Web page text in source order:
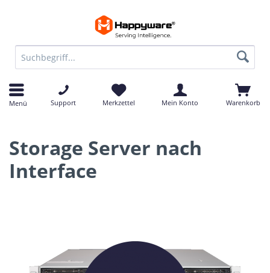
Menü Support Merkzettel Mein Konto Warenkorb
Storage Server nach
Interface